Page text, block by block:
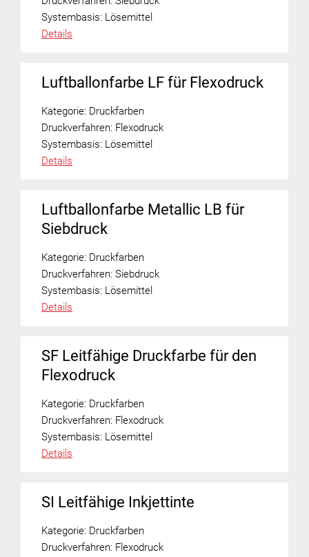
Systembasis: Lösemittel
Details
Luftballonfarbe LF für Flexodruck
Kategorie: Druckfarben
Druckverfahren: Flexodruck
Systembasis: Lösemittel
Details
Luftballonfarbe Metallic LB für
Siebdruck
Kategorie: Druckfarben
Druckverfahren: Siebdruck
Systembasis: Lösemittel
Details
SF Leitfähige Druckfarbe für den
Flexodruck
Kategorie: Druckfarben
Druckverfahren: Flexodruck
Systembasis: Lösemittel
Details
SI Leitfähige Inkjettinte
Kategorie: Druckfarben
Druckverfahren: Flexodruck